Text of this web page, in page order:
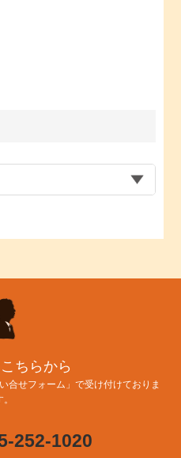
ちらから
合せフォーム」で受け付けておりま
252-1020